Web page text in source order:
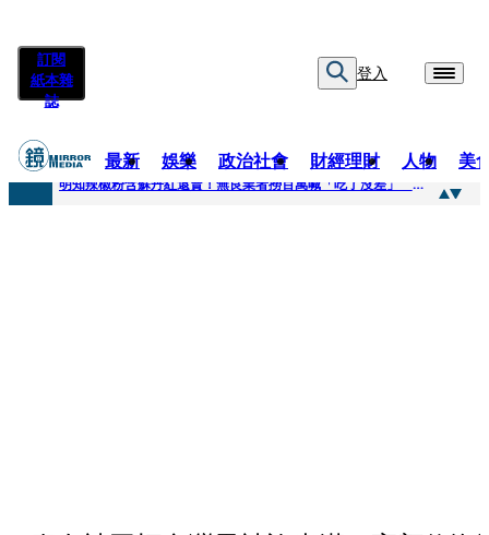
訂閱
紙本雜
誌
登入
最新 娛樂 政治社會 財經理財 人物 美
快訊
明知辣椒粉含蘇丹紅還賣！無良業者撈百萬喊「吃了沒差」 法官打臉判6月不准緩刑